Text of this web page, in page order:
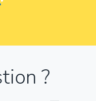
?